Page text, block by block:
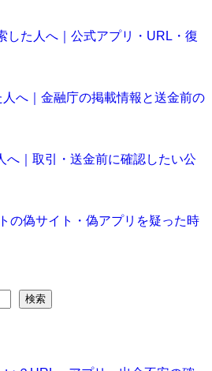
した人へ｜公式アプリ・URL・復
へ｜金融庁の掲載情報と送金前の
へ｜取引・送金前に確認したい公
の偽サイト・偽アプリを疑った時
検索